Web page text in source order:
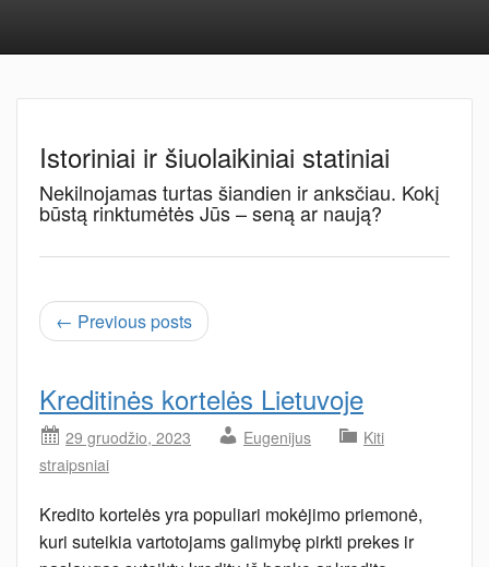
Istoriniai ir šiuolaikiniai statiniai
Nekilnojamas turtas šiandien ir anksčiau. Kokį
būstą rinktumėtės Jūs – seną ar naują?
← Previous posts
Kreditinės kortelės Lietuvoje
29 gruodžio, 2023 Eugenijus
Kiti
straipsniai
Kredito kortelės yra populiari mokėjimo priemonė,
kuri suteikia vartotojams galimybę pirkti prekes ir